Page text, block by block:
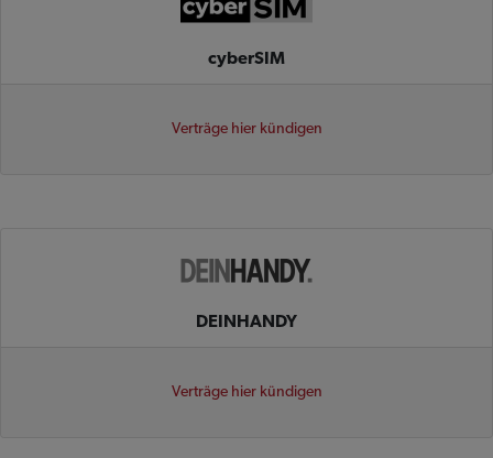
cyberSIM
Verträge hier kündigen
DEINHANDY
Verträge hier kündigen